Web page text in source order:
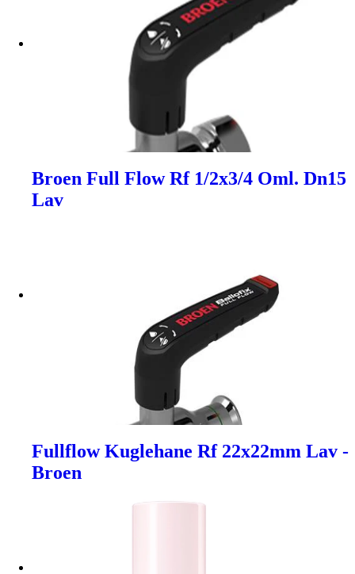
Broen Full Flow Rf 1/2x3/4 Oml. Dn15
Lav
Fullflow Kuglehane Rf 22x22mm Lav -
Broen